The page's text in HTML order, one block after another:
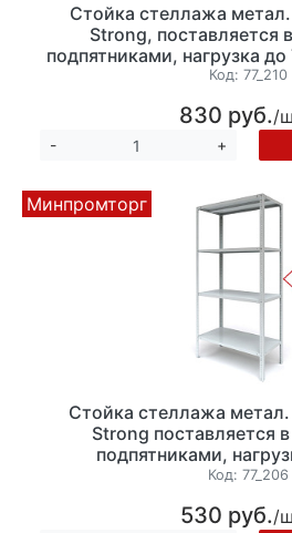
Стойка стеллажа
Strong, поставляется
подпятниками, нагрузка
ПОЗИЦИЯ
Код: 77_210
830 руб./
- +
Минпромторг
Стойка стеллажа
Strong поставляется
подпятниками,
Код: 77_206
530 руб./